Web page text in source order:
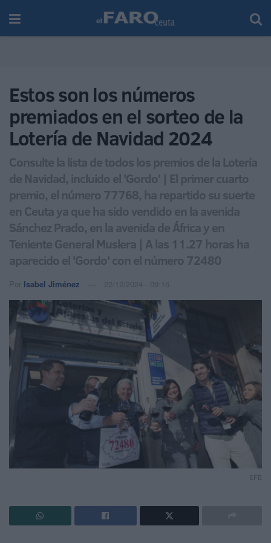
Estos son los números
premiados en el sorteo de la
Lotería de Navidad 2024
Consulte la lista de todos los premios de la Lotería
de Navidad, incluido el 'Gordo' | El primer cuarto
premio, el número 77768, ha repartido su suerte
en Ceuta ya que ha sido vendido en la avenida
Sánchez Prado, en la avenida de África y en
Teniente General Muslera | A las 11.27 horas ha
aparecido el 'Gordo' con el número 72480
Por Isabel Jiménez 22/12/2024 - 09:16
EFE